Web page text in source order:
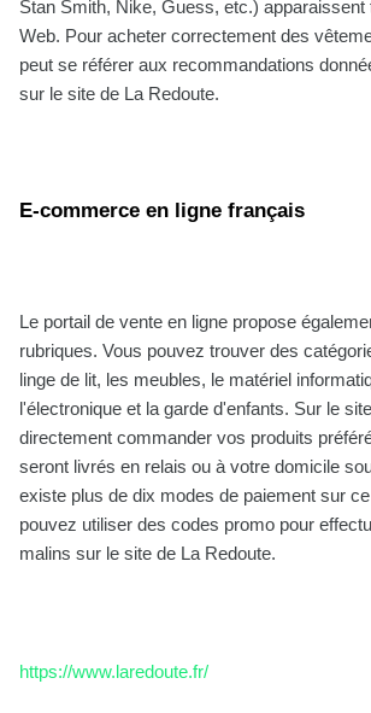
Stan Smith, Nike, Guess, etc.) apparaissent
Web. Pour acheter correctement des
peut se référer aux recommandations
sur le site de La Redoute.
E-commerce en ligne français
Le portail de vente en ligne propose
rubriques. Vous pouvez trouver des
linge de lit, les meubles, le matériel
l'électronique et la garde d'enfants. Sur le
directement commander vos produits
seront livrés en relais ou à votre domicile
existe plus de dix modes de paiement sur
pouvez utiliser des codes promo pour
malins sur le site de La Redoute.
https://www.laredoute.fr/